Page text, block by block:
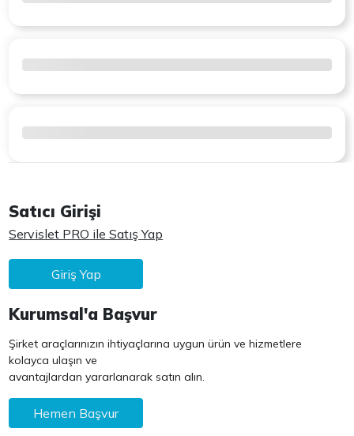
Satıcı Girişi
Servislet PRO ile Satış Yap
Giriş Yap
Kurumsal'a Başvur
Şirket araçlarınızın ihtiyaçlarına uygun ürün ve hizmetlere
kolayca ulaşın ve
avantajlardan yararlanarak satın alın.
Hemen Başvur